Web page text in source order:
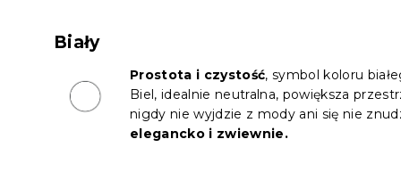
Biały
Prostota i czystość, symbol koloru
Biel, idealnie neutralna, powiększa
nigdy nie wyjdzie z mody ani się nie
elegancko i zwiewnie.